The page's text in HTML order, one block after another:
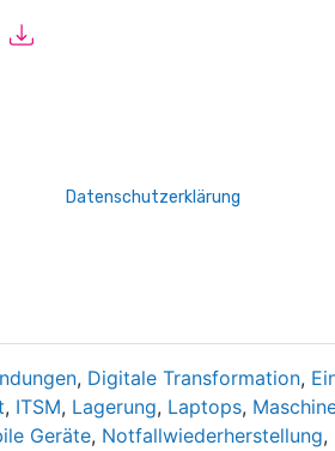
Datenschutzerklärung
, Digitale Transformation,
, ITSM, Lagerung, Laptops,
Geräte, Notfallwiederherstellung,